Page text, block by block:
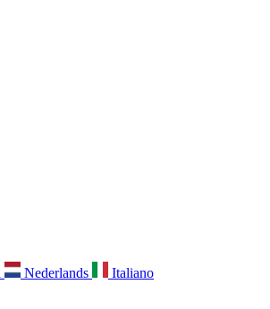
Nederlands Italiano